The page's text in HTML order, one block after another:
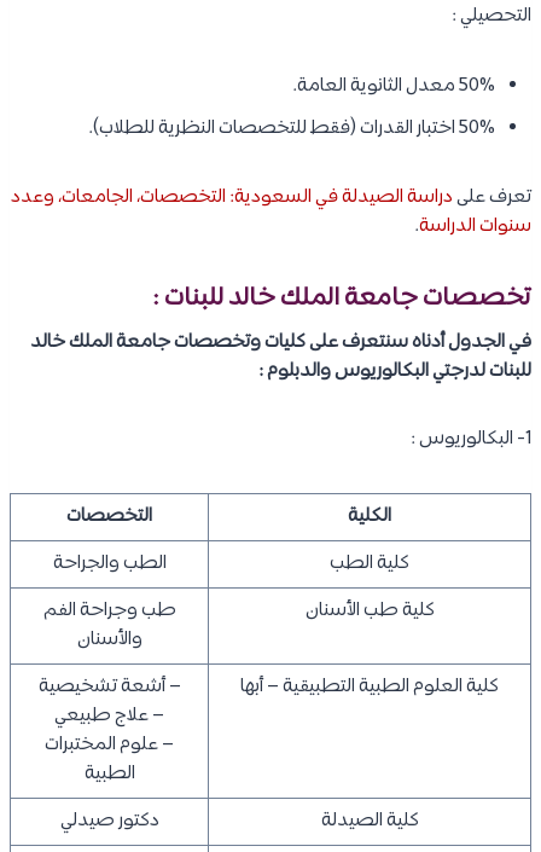
التحصيلي :
50% معدل الثانوية العامة.
50% اختبار القدرات (فقط للتخصصات النظرية للطلاب).
تعرف علىدراسة الصيدلة في السعودية: التخصصات، الجامعات، وعدد
سنوات الدراسة.
تخصصات جامعة الملك خالد للبنات :
في الجدول أدناه سنتعرف على كليات وتخصصات جامعة الملك خالد
للبنات لدرجتي البكالوريوس والدبلوم :
1- البكالوريوس :
الكلية
التخصصات
كلية الطب
الطب والجراحة
كلية طب الأسنان
طب وجراحة الفم
والأسنان
كلية العلوم الطبية التطبيقية – أبها
– أشعة تشخيصية
– علاج طبيعي
– علوم المختبرات
الطبية
كلية الصيدلة
دكتور صيدلي